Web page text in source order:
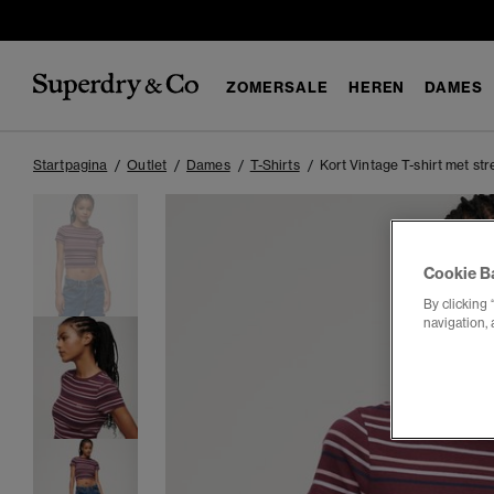
ZOMERSALE HEREN DAMES
Startpagina Outlet Dames T-Shirts Kort Vintage T-shirt met
Cookie
By clicking
navigation,